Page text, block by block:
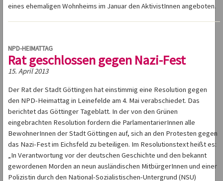
eines ehemaligen Wohnheims im Januar den AktivistInnen angeboten.
NPD-HEIMATTAG
Rat geschlossen gegen Nazi-Fest
15. April 2013
Der Rat der Stadt Göttingen hat einstimmig eine Resolution gegen
den NPD-Heimattag in Leinefelde am 4. Mai verabschiedet. Das
berichtet das Göttinger Tageblatt. In der von den Grünen
eingebrachten Resolution fordern die ParlamentarierInnen alle
BewohnerInnen der Stadt Göttingen auf, sich an den Protesten gegen
das Nazi-Fest im Eichsfeld zu beteiligen. Im Resolutionstext heißt es:
„In Verantwortung vor der deutschen Geschichte und den bekannt
gewordenen Morden an neun ausländischen MitbürgerInnen und einer
Polizistin durch den National-Sozialistischen-Untergrund (NSU)